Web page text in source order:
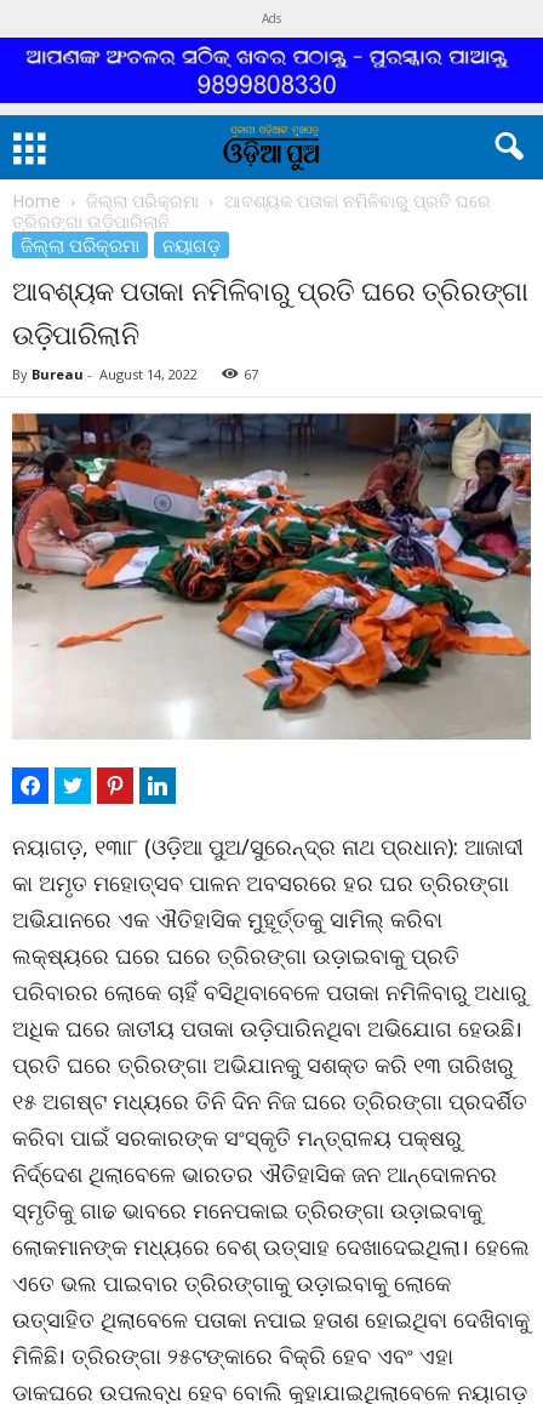
Ads
Home ଜିଲ୍ଲା ପରିକ୍ରମା
ଆବଶ୍ୟକ ପତାକା ନମିଳିବାରୁ ପ୍ରତି ଘରେ
ତ୍ରିରଙ୍ଗା ଉଡ଼ିପାରିଲାନି
ଜିଲ୍ଲା ପରିକ୍ରମା ନୟାଗଡ଼
ଆବଶ୍ୟକ ପତାକା ନମିଳିବାରୁ ପ୍ରତି ଘରେ ତ୍ରିରଙ୍ଗା
ଉଡ଼ିପାରିଲାନି
By Bureau - August 14, 2022 67
ନୟାଗଡ଼, ୧୩ା୮ (ଓଡ଼ିଆ ପୁଅ/ସୁରେନ୍ଦ୍ର ନାଥ ପ୍ରଧାନ): ଆଜାଦୀ
କା ଅମୃତ ମହୋତ୍ସବ ପାଳନ ଅବସରରେ ହର ଘର ତ୍ରିରଙ୍ଗା
ଅଭିଯାନରେ ଏକ ଐତିହାସିକ ମୁହୂର୍ତ୍ତକୁ ସାମିଲ୍ କରିବା
ଲକ୍ଷ୍ୟରେ ଘରେ ଘରେ ତ୍ରିରଙ୍ଗା ଉଡ଼ାଇବାକୁ ପ୍ରତି
ପରିବାରର ଲୋକେ ଚାହିଁ ବସିଥିବାବେଳେ ପତାକା ନମିଳିବାରୁ ଅଧାରୁ
ଅଧିକ ଘରେ ଜାତୀୟ ପତାକା ଉଡ଼ିପାରିନଥିବା ଅଭିଯୋଗ ହେଉଛି।
ପ୍ରତି ଘରେ ତ୍ରିରଙ୍ଗା ଅଭିଯାନକୁ ସଶକ୍ତ କରି ୧୩ ତାରିଖରୁ
୧୫ ଅଗଷ୍ଟ ମଧ୍ୟରେ ତିନି ଦିନ ନିଜ ଘରେ ତ୍ରିରଙ୍ଗା ପ୍ରଦର୍ଶିତ
କରିବା ପାଇଁ ସରକାରଙ୍କ ସଂସ୍କୃତି ମନ୍ତ୍ରାଳୟ ପକ୍ଷରୁ
ନିର୍ଦ୍ଦେଶ ଥିଲାବେଳେ ଭାରତର ଐତିହାସିକ ଜନ ଆନ୍ଦୋଳନର
ସ୍ମୃତିକୁ ଗାଢ ଭାବରେ ମନେପକାଇ ତ୍ରିରଙ୍ଗା ଉଡ଼ାଇବାକୁ
ଲୋକମାନଙ୍କ ମଧ୍ୟରେ ବେଶ୍ ଉତ୍ସାହ ଦେଖାଦେଇଥିଲା। ହେଲେ
ଏତେ ଭଲ ପାଇବାର ତ୍ରିରଙ୍ଗାକୁ ଉଡ଼ାଇବାକୁ ଲୋକେ
ଉତ୍ସାହିତ ଥିଲାବେଳେ ପତାକା ନପାଇ ହତାଶ ହୋଇଥିବା ଦେଖିବାକୁ
ମିଳିଛି। ତ୍ରିରଙ୍ଗା ୨୫ଟଙ୍କାରେ ବିକ୍ରି ହେବ ଏବଂ ଏହା
ଡାକଘରେ ଉପଲବ୍ଧ ହେବ ବୋଲି କୁହାଯାଇଥିଲାବେଳେ ନୟାଗଡ଼